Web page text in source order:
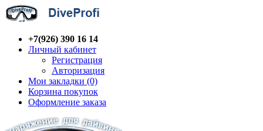
+7(926) 390 16 14
Личный кабинет
Регистрация
Авторизация
Мои закладки (0)
Корзина покупок
Оформление заказа